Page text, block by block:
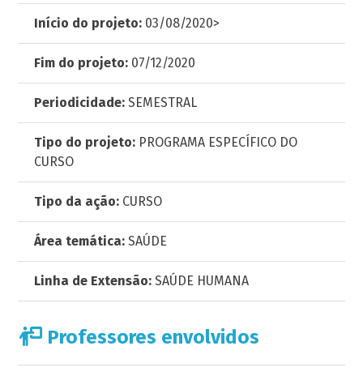
Início do projeto: 03/08/2020>
Fim do projeto: 07/12/2020
Periodicidade: SEMESTRAL
Tipo do projeto: PROGRAMA ESPECÍFICO DO
CURSO
Tipo da ação: CURSO
Área temática: SAÚDE
Linha de Extensão: SAÚDE HUMANA
Professores envolvidos